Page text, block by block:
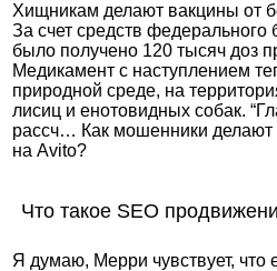
Хищникам делают вакцины от
За счет средств
было получено 120 тысяч доз
Медикамент с наступлением
природной среде, на
лисиц и енотовидных собак.
рассч… Как мошенники делают
на Avito?
Что такое SEO
Я думаю, Мерри чувствует, что